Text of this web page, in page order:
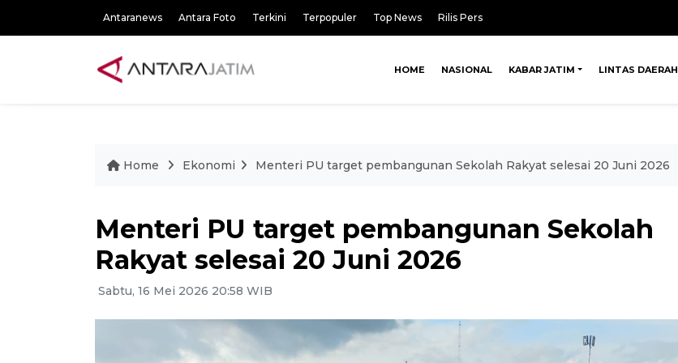
Antaranews Antara Foto Terkini Terpopuler Top News Rilis Pers
HOME NASIONAL KABAR JATIM LINTAS DAERAH
Home Ekonomi Menteri PU target pembangunan Sekolah Rakyat selesai 20 Juni 2026
Menteri PU target pembangunan Sekolah
Rakyat selesai 20 Juni 2026
Sabtu, 16 Mei 2026 20:58 WIB